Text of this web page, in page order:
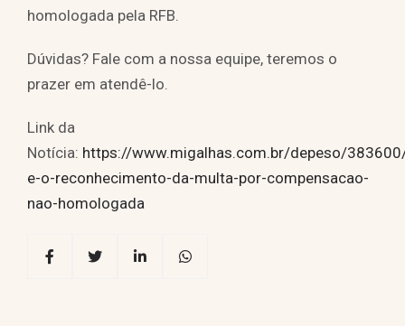
homologada pela RFB.
Dúvidas? Fale com a nossa equipe, teremos o
prazer em atendê-lo.
Link da
Notícia: https://www.migalhas.com.br/depeso/
e-o-reconhecimento-da-multa-por-compensacao-
nao-homologada